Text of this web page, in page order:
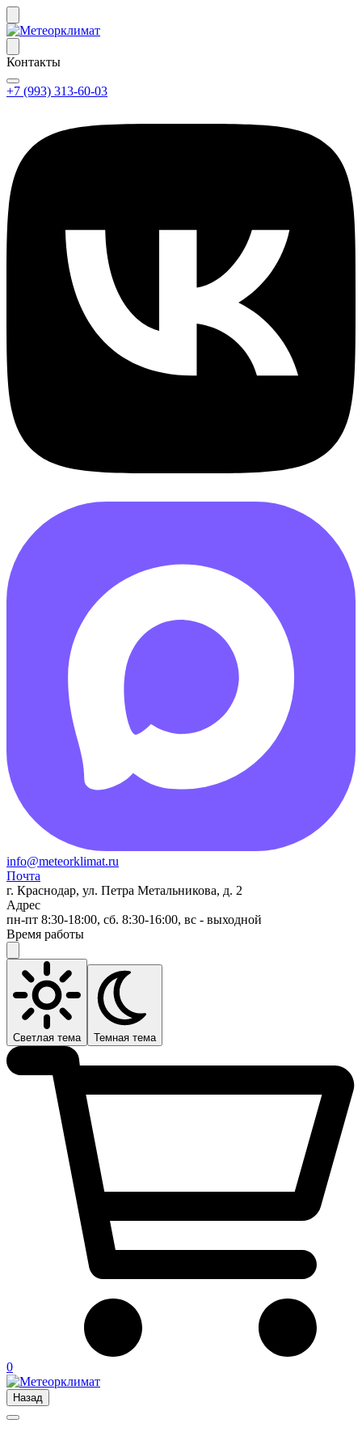
Контакты
+7 (993) 313-60-03
info@meteorklimat.ru
Почта
г. Краснодар, ул. Петра Метальникова, д. 2
Адрес
пн-пт 8:30-18:00, сб. 8:30-16:00, вс - выходной
Время работы
Светлая тема Темная тема
0
Назад